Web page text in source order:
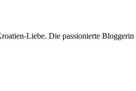
Liebe. Die passionierte